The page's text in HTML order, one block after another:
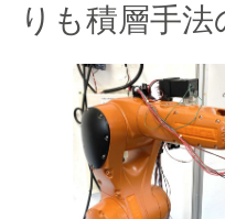
りも積層手